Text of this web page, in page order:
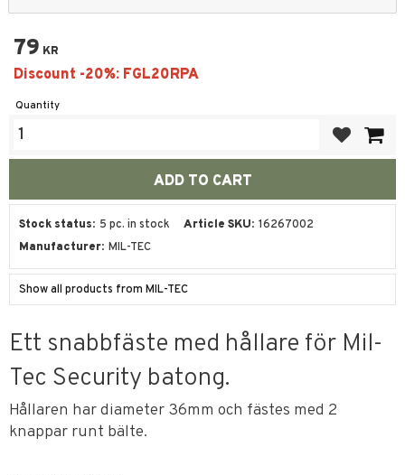
79 KR
Quantity
Stock status 5 pc. in stock Article SKU 16267002
Manufacturer MIL-TEC
Show all products from MIL-TEC
Ett snabbfäste med hållare för Mil-
Tec Security batong.
Hållaren har diameter 36mm och fästes med 2
knappar runt bälte.